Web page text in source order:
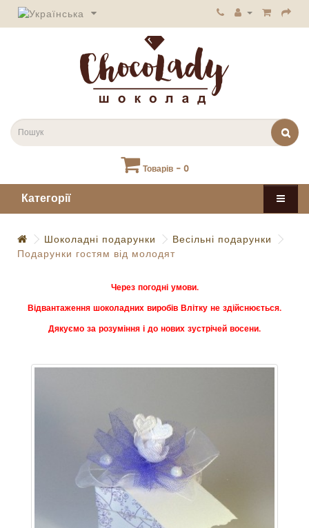
Товарів - 0
Категорії
Шоколадні подарунки
Весільні подарунки
Подарунки гостям від молодят
Через погодні умови.
Відвантаження шоколадних виробів Влітку не здійснюється.
Дякуємо за розуміння і до нових зустрічей восени.